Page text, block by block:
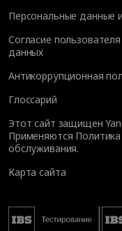
Персональные данные
Согласие
данных
Антикоррупционная
Глоссарий
Этот сайт защищен
Применяются
обслуживания.
Карта сайта